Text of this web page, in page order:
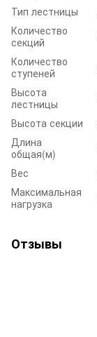
Тип лестницы
Количество
секций
Количество
ступеней
Высота
лестницы
Высота секции
Длина
общая(м)
Вес
Максимальная
нагрузка
Отзывы